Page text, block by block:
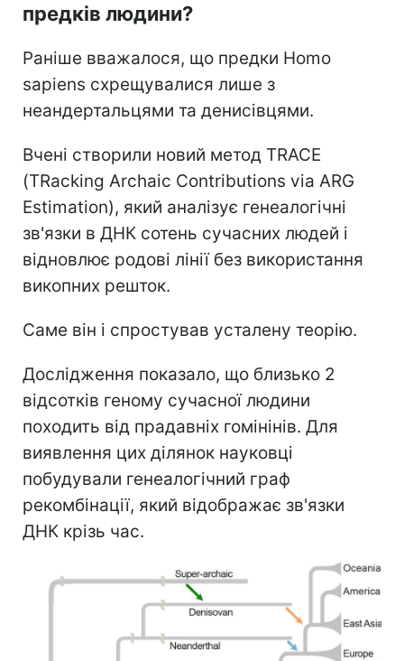
предків людини?
Раніше вважалося, що предки Homo
sapiens схрещувалися лише з
неандертальцями та денисівцями.
Вчені створили новий метод TRACE
(TRacking Archaic Contributions via ARG
Estimation), який аналізує генеалогічні
зв'язки в ДНК сотень сучасних людей і
відновлює родові лінії без використання
викопних решток.
Саме він і спростував усталену теорію.
Дослідження показало, що близько 2
відсотків геному сучасної людини
походить від прадавніх гомінінів. Для
виявлення цих ділянок науковці
побудували генеалогічний граф
рекомбінації, який відображає зв'язки
ДНК крізь час.